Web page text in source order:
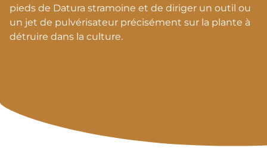
pieds de Datura stramoine et de diriger un outil ou
un jet de pulvérisateur précisément sur la plante à
détruire dans la culture.